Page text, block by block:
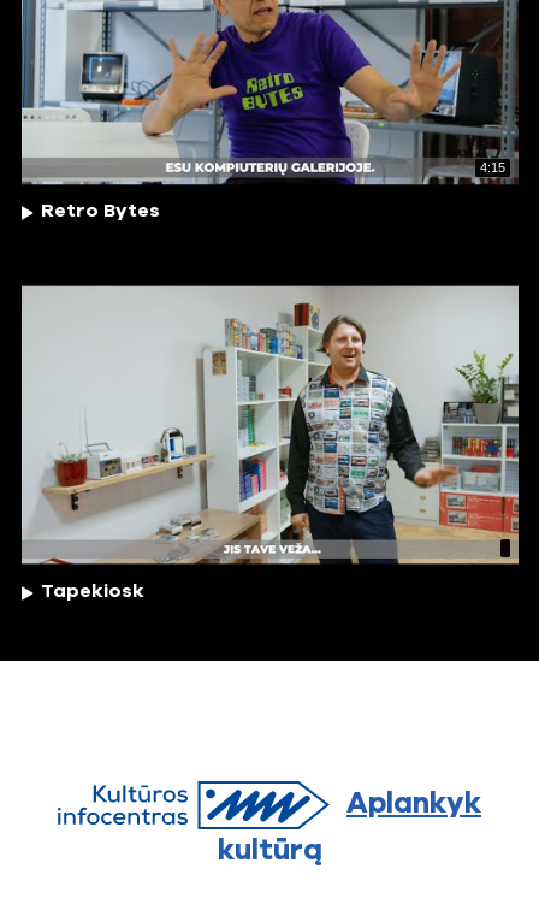
4:15
Retro Bytes
Tapekiosk
Aplankyk
kultūrą